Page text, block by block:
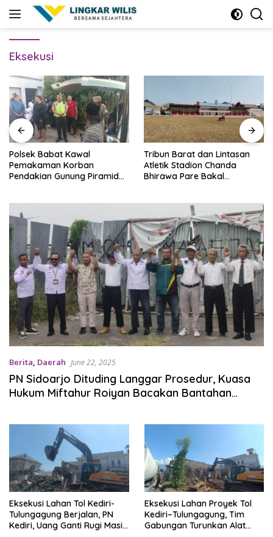
Eksekusi
Polsek Babat Kawal
Pemakaman Korban
Pendakian Gunung Piramid
Tribun Barat dan Lintasan
Atletik Stadion Chanda
Bhirawa Pare Bakal
Berita, Daerah June 22, 2025
PN Sidoarjo Dituding Langgar Prosedur, Kuasa
Hukum Miftahur Roiyan Bacakan Bantahan
Eksekusi Lahan Tol Kediri-
Tulungagung Berjalan, PN
Kediri, Uang Ganti Rugi Masih
Eksekusi Lahan Proyek Tol
Kediri–Tulungagung, Tim
Gabungan Turunkan Alat